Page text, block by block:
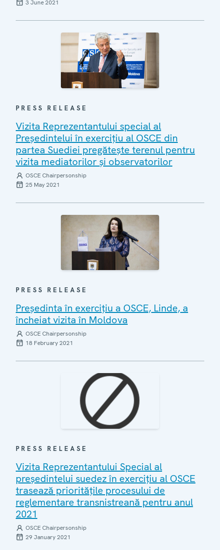
3 June 2021
PRESS RELEASE
Vizita Reprezentantului special al
Președintelui în exercițiu al OSCE din
partea Suediei pregătește terenul pentru
vizita mediatorilor și observatorilor
OSCE Chairpersonship
25 May 2021
PRESS RELEASE
Președinta în exercițiu a OSCE, Linde, a
încheiat vizita în Moldova
OSCE Chairpersonship
18 February 2021
PRESS RELEASE
Vizita Reprezentantului Special al
președintelui suedez în exercițiu al OSCE
trasează prioritățile procesului de
reglementare transnistreană pentru anul
2021
OSCE Chairpersonship
29 January 2021